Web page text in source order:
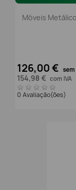
Móveis
126,00 € sem
154,98 € com IVA
0 Avaliação(ões)